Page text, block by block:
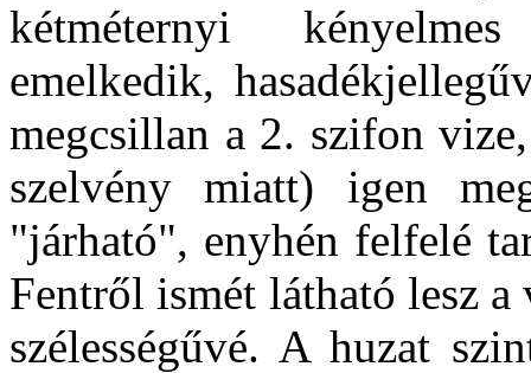
kétméternyi
emelkedik,
megcsillan a 2. szifon
szelvény miatt) igen
"járható", enyhén felfelé
Fentről ismét látható lesz
szélességűvé. A huzat